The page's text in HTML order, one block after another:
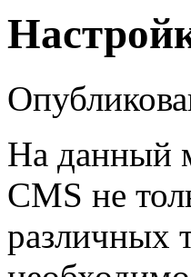
На данный
CMS не
различных